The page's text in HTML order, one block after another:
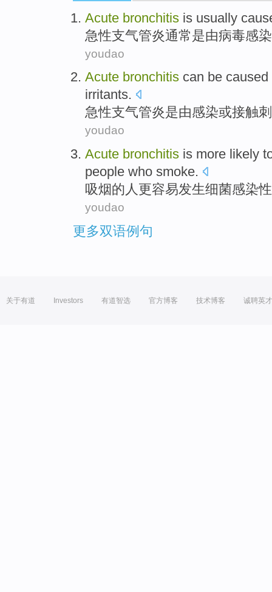
Acute bronchitis is usually
急性支气管炎通常是由病毒感染
youdao
Acute bronchitis can be caused
irritants.
急性支气管炎是由感染或接触
youdao
Acute bronchitis is more likely
people who smoke.
吸烟的 人更容易发生细菌感染
youdao
更多双语例句
关于有道 Investors 有道智选 官方博客 技术博客 诚聘英才